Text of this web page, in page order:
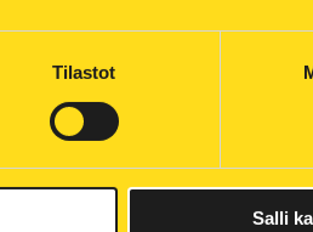
Tilastot
Salli
energiaa
toiminnassamme myös
lisäksi, että yhtiömme
kaupunki yhtiöstämme
sekä työntekijöiden